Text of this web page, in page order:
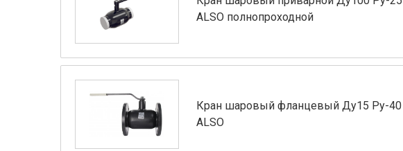
ALSO полнопроходной
Кран шаровый фланцевый Ду15 Ру-40
ALSO